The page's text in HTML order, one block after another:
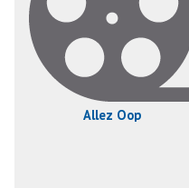
Allez Oop